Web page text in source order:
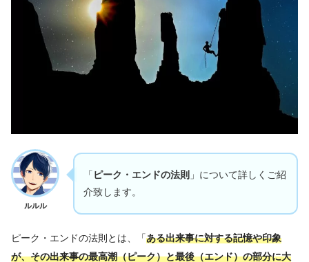
ルルル
「 ピーク・エンドの法則 」について詳しくご紹
介致します。
ピーク・エンドの法則とは、「ある出来事に対する記憶や印象
が、その出来事の最高潮（ピーク）と最後（エンド）の部分に大